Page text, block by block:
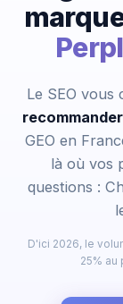
Le SEO vous
recommander
GEO en
là où vos
questions :
D'ici 2026, le
25% au